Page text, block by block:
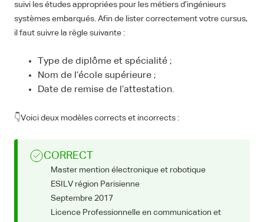
suivi les études appropriées pour les métiers d’ingénieurs
systèmes embarqués. Afin de lister correctement votre cursus,
il faut suivre la règle suivante :
Type de diplôme et spécialité ;
Nom de l’école supérieure ;
Date de remise de l’attestation.
👇Voici deux modèles corrects et incorrects :
CORRECT
Master mention électronique et robotique
ESILV région Parisienne
Septembre 2017
Licence Professionnelle en communication et